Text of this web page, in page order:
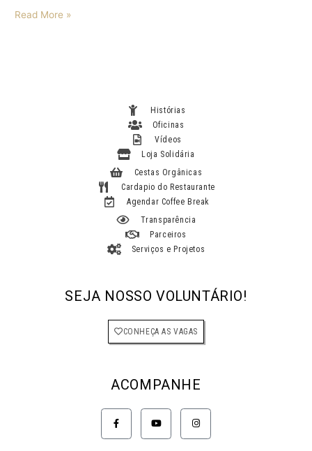
Read More »
Histórias
Oficinas
Vídeos
Loja Solidária
Cestas Orgânicas
Cardapio do Restaurante
Agendar Coffee Break
Transparência
Parceiros
Serviços e Projetos
SEJA NOSSO VOLUNTÁRIO!
CONHEÇA AS VAGAS
ACOMPANHE
F
a
c
e
Y
o
u
t
I
n
s
t